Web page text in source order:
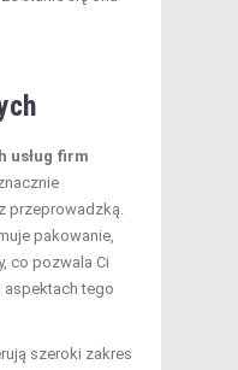
usług firm
przeprowadzką.
pakowanie,
co pozwala Ci
aspektach tego
szeroki zakres